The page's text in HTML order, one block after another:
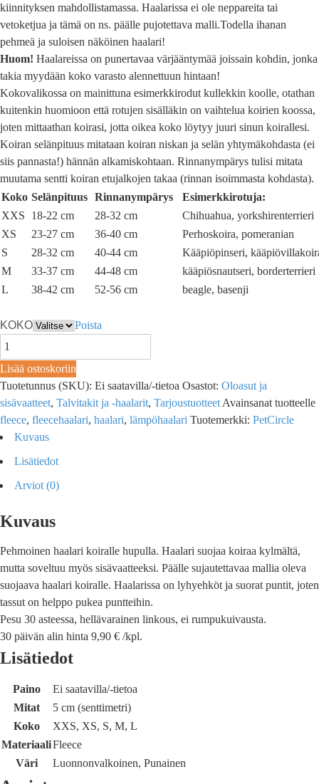
kiinnityksen mahdollistamassa. Haalarissa ei ole neppareita tai
vetoketjua ja tämä on ns. päälle pujotettava malli.Todella ihanan
pehmeä ja suloisen näköinen haalari!
Huom! Haalareissa on punertavaa värjääntymää joissain kohdin, jonka
takia myydään koko varasto alennettuun hintaan!
Kokovalikossa on mainittuna esimerkkirodut kullekkin koolle, otathan
kuitenkin huomioon että rotujen sisälläkin on vaihtelua koirien koossa,
joten mittaathan koirasi, jotta oikea koko löytyy juuri sinun koirallesi.
Koiran selänpituus mitataan koiran niskan ja selän yhtymäkohdasta (ei
siis pannasta!) hännän alkamiskohtaan. Rinnanympärys tulisi mitata
muutama sentti koiran etujalkojen takaa (rinnan isoimmasta kohdasta).
Koko Selänpituus Rinnanympärys
Esimerkkirotuja:
XXS
18-22 cm 28-32 cm
Chihuahua, yorkshirenterrieri
XS
23-27 cm 36-40 cm
Perhoskoira, pomeranian
S
28-32 cm 40-44 cm
Kääpiöpinseri,
M
33-37 cm 44-48 cm
kääpiösnautseri, borderterrieri
L
38-42 cm 52-56 cm beagle, basenji
KOKO Poista
Lisää ostoskoriin
Tuotetunnus (SKU): Ei saatavilla/-tietoa Osastot: Oloasut ja
sisävaatteet, Talvitakit ja -haalarit, Tarjoustuotteet Avainsanat tuotteelle
fleece, fleecehaalari, haalari, lämpöhaalari Tuotemerkki: PetCircle
Kuvaus
Lisätiedot
Arviot (0)
Kuvaus
Pehmoinen haalari koiralle hupulla. Haalari suojaa koiraa kylmältä,
mutta soveltuu myös sisävaatteeksi. Päälle sujautettavaa mallia oleva
suojaava haalari koiralle. Haalarissa on lyhyehköt ja suorat puntit, joten
tassut on helppo pukea puntteihin.
Pesu 30 asteessa, hellävarainen linkous, ei rumpukuivausta.
30 päivän alin hinta 9,90 € /kpl.
Lisätiedot
Paino
Ei saatavilla/-tietoa
Mitat
5 cm (senttimetri)
Koko
XXS, XS, S, M, L
MateriaaliFleece
Väri
Luonnonvalkoinen, Punainen